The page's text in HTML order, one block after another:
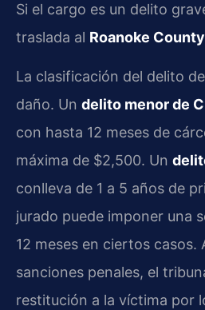
Si el cargo es un delito
traslada al Roanoke
La clasificación del delito
daño. Un delito menor de
con hasta 12 meses de
máxima de $2,500. Un
conlleva de 1 a 5 años de
jurado puede imponer una
12 meses en ciertos casos.
sanciones penales, el
restitución a la víctima por